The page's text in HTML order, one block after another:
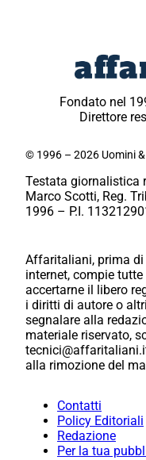
Fondato nel
Direttore
© 1996 – 2026 Uomini
Testata giornalistica
Marco Scotti, Reg.
1996 – P.I.
Affaritaliani, prima
internet, compie
accertarne il libero
i diritti di autore o
segnalare alla
materiale riservato,
alla rimozione del
Contatti
Policy Editoriali
Redazione
Per la tua